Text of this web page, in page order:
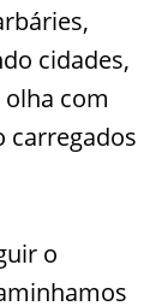
cidades,
com
carregados
o